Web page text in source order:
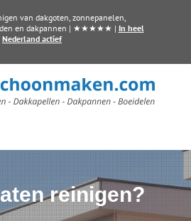
van dakgoten, zonnepanelen,
en dakpannen | ★★★★★ | In heel
Nederland actief
reinigen?